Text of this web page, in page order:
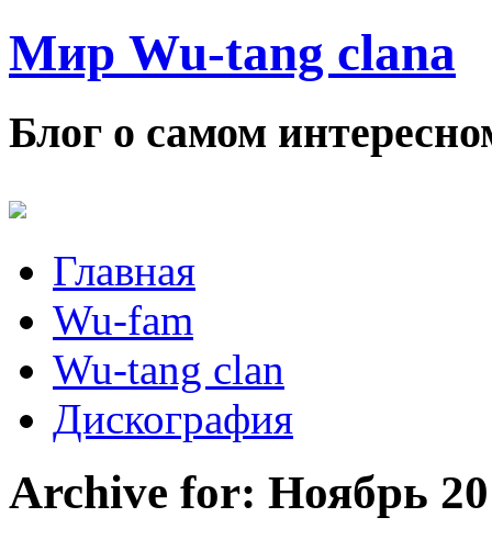
Мир Wu-tang clana
Блог о самом
Главная
Wu-fam
Wu-tang clan
Дискография
Archive for: Ноябрь